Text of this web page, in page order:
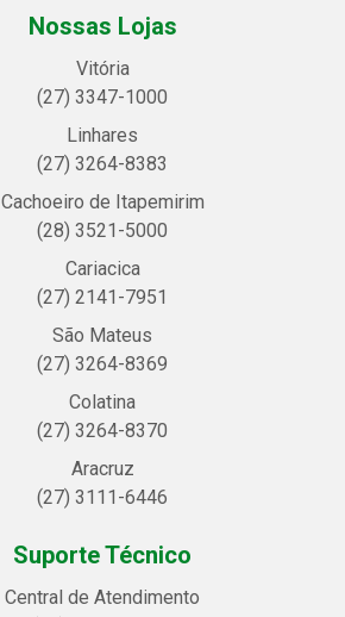
Nossas Lojas
Vitória
(27) 3347-1000
Linhares
(27) 3264-8383
Cachoeiro de Itapemirim
(28) 3521-5000
Cariacica
(27) 2141-7951
São Mateus
(27) 3264-8369
Colatina
(27) 3264-8370
Aracruz
(27) 3111-6446
Suporte Técnico
Central de Atendimento